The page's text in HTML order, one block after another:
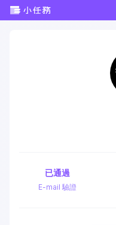
E-mail 驗證
已通過